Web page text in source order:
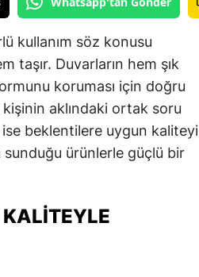
kullanım söz konusu
taşır. Duvarların hem şık
koruması için doğru
aklındaki ortak soru
beklentilere uygun kaliteyi
sunduğu ürünlerle güçlü bir
KALITEYLE